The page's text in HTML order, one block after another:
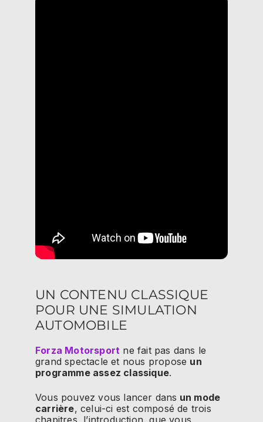
UN CONTENU CLASSIQUE
POUR UNE SIMULATION
AUTOMOBILE
Forza Motorsport ne fait pas dans le
grand spectacle et nous propose un
programme assez classique.
Vous pouvez vous lancer dans un mode
carrière, celui-ci est composé de trois
chapitres, l’introduction, que vous